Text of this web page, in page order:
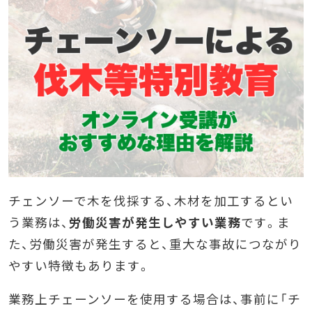
チェンソーで木を伐採する、木材を加工するとい
う業務は、 労働災害が発生しやすい業務です。ま
た、労働災害が発生すると、重大な事故につながり
やすい特徴もあります。
業務上チェーンソーを使用する場合は、事前に「チ